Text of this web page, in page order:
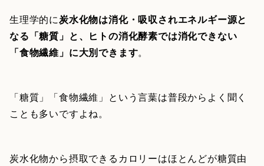
生理学的に炭水化物は消化・吸収されエネルギー源と
なる「糖質」と、ヒトの消化酵素では消化できない
「食物繊維」に大別できます。
「糖質」「食物繊維」という言葉は普段からよく聞く
ことも多いですよね。
炭水化物から摂取できるカロリーはほとんどが糖質由